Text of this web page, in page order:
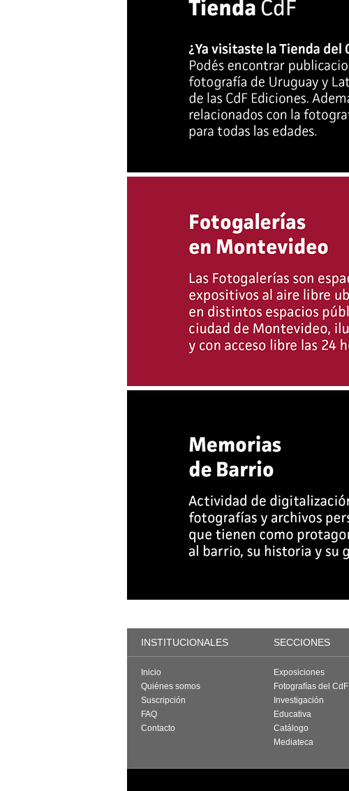
INSTITUCIONALES SECCIONES
Inicio
Quiénes somos
Suscripción
FAQ
Contacto
Exposiciones
Fotografías del CdF
Investigación
Educativa
Catálogo
Mediateca